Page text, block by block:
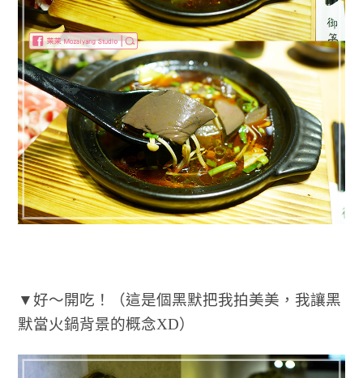
▼好～開吃！（這是個黑默把我拍美美，我讓黑
默當火鍋背景的概念XD）